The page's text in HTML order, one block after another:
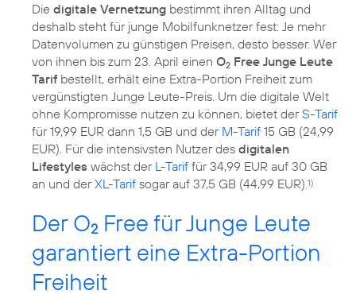
Die digitale Vernetzung bestimmt ihren Alltag und
deshalb steht für junge Mobilfunknetzer fest: Je mehr
Datenvolumen zu günstigen Preisen, desto besser. Wer
von ihnen bis zum 23. April einen O2 Free Junge Leute
Tarif bestellt, erhält eine Extra-Portion Freiheit zum
vergünstigten Junge Leute-Preis. Um die digitale Welt
ohne Kompromisse nutzen zu können, bietet derS-Tarif
für 19,99 EUR dann 1,5 GB und der M-Tarif 15 GB (24,99
EUR). Für die intensivsten Nutzer des digitalen
Lifestyles wächst der L-Tarif für 34,99 EUR auf 30 GB
an und derXL-Tarif sogar auf 37,5 GB (44,99 EUR).1)
Der O2 Free für Junge Leute
garantiert eine Extra-Portion
Freiheit